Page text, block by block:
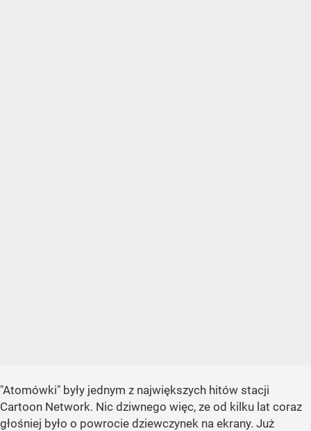
"Atomówki" były jednym z największych hitów stacji
Cartoon Network. Nic dziwnego więc, ze od kilku lat coraz
głośniej było o powrocie dziewczynek na ekrany. Już